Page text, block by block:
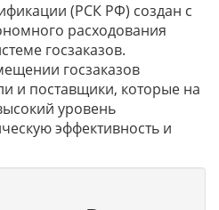
(РСК РФ) создан с
расходования
госзаказов.
госзаказов
и поставщики, которые на
уровень
эффективность и